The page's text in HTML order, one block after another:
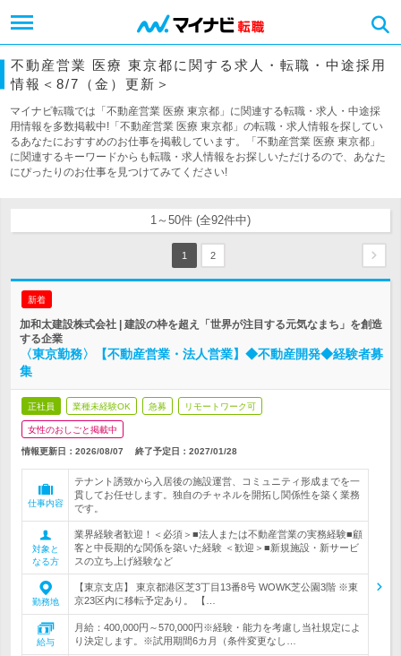
不動産営業 医療 東京都に関する求人・転職・中途採用
情報＜8/7（金）更新＞
マイナビ転職では「不動産営業 医療 東京都」に関連する転職・求人・中途採
用情報を多数掲載中!「不動産営業 医療 東京都」の転職・求人情報を探してい
るあなたにおすすめのお仕事を掲載しています。「不動産営業 医療 東京都」
に関連するキーワードからも転職・求人情報をお探しいただけるので、あなた
にぴったりのお仕事を見つけてみてください!
1～50件 (全92件中)
1 2
新着
加和太建設株式会社 | 建設の枠を超え「世界が注目する元気なまち」を創造
する企業
〈東京勤務〉【不動産営業・法人営業】◆不動産開発◆経験者募
集
正社員 業種未経験OK 急募 リモートワーク可
女性のおしごと掲載中
情報更新日：2026/08/07 終了予定日： 2027/01/28
仕事内容
テナント誘致から入居後の施設運営、コミュニティ形成までを一
貫してお任せします。独自のチャネルを開拓し関係性を築く業務
です。
対象と
なる方
業界経験者歓迎！＜必須＞■法人または不動産営業の実務経験■顧
客と中長期的な関係を築いた経験 ＜歓迎＞■新規施設・新サービ
スの立ち上げ経験など
勤務地
【東京支店】 東京都港区芝3丁目13番8号 WOWK芝公園3階 ※東
京23区内に移転予定あり。 【…
給与
月給：400,000円～570,000円※経験・能力を考慮し当社規定によ
り決定します。※試用期間6カ月（条件変更なし…